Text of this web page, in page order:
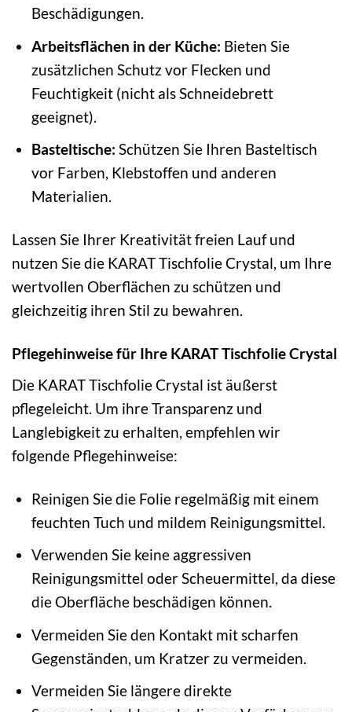
Beschädigungen.
Arbeitsflächen in der Küche: Bieten Sie
zusätzlichen Schutz vor Flecken und
Feuchtigkeit (nicht als Schneidebrett
geeignet).
Basteltische: Schützen Sie Ihren Basteltisch
vor Farben, Klebstoffen und anderen
Materialien.
Lassen Sie Ihrer Kreativität freien Lauf und
nutzen Sie die KARAT Tischfolie Crystal, um Ihre
wertvollen Oberflächen zu schützen und
gleichzeitig ihren Stil zu bewahren.
Pflegehinweise für Ihre KARAT Tischfolie Crystal
Die KARAT Tischfolie Crystal ist äußerst
pflegeleicht. Um ihre Transparenz und
Langlebigkeit zu erhalten, empfehlen wir
folgende Pflegehinweise:
Reinigen Sie die Folie regelmäßig mit einem
feuchten Tuch und mildem Reinigungsmittel.
Verwenden Sie keine aggressiven
Reinigungsmittel oder Scheuermittel, da diese
die Oberfläche beschädigen können.
Vermeiden Sie den Kontakt mit scharfen
Gegenständen, um Kratzer zu vermeiden.
Vermeiden Sie längere direkte